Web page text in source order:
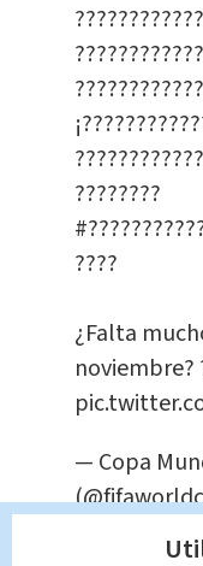
????????
????
¿Falta
noviembre?
— Copa